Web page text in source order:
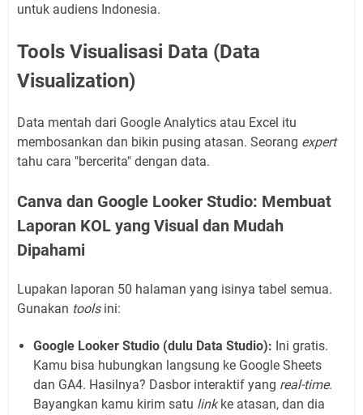
untuk audiens Indonesia.
Tools Visualisasi Data (Data
Visualization)
Data mentah dari Google Analytics atau Excel itu
membosankan dan bikin pusing atasan. Seorang expert
tahu cara "bercerita" dengan data.
Canva dan Google Looker Studio: Membuat
Laporan KOL yang Visual dan Mudah
Dipahami
Lupakan laporan 50 halaman yang isinya tabel semua.
Gunakan toolsini:
Google Looker Studio (dulu Data Studio): Ini gratis.
Kamu bisa hubungkan langsung ke Google Sheets
dan GA4. Hasilnya? Dasbor interaktif yang real-time.
Bayangkan kamu kirim satu linkke atasan, dan dia